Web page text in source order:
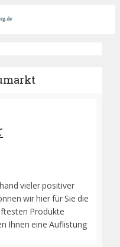
vieler positiver
wir hier für Sie die
Produkte
Ihnen eine Auflistung